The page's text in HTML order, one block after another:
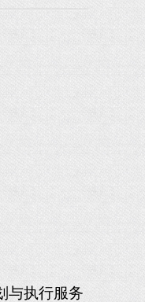
与执行服务